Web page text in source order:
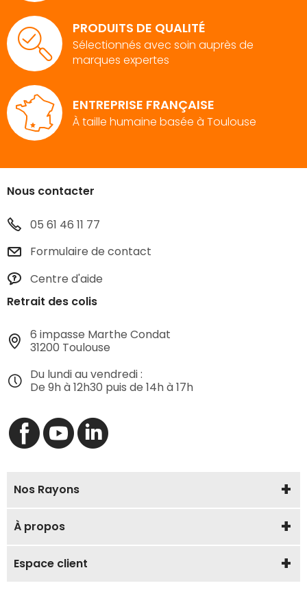
PRODUITS DE QUALITÉ
Sélectionnés avec soin auprès de
marques expertes
ENTREPRISE FRANÇAISE
À taille humaine basée à Toulouse
Nous contacter
05 61 46 11 77
Formulaire de contact
Centre d'aide
Retrait des colis
6 impasse Marthe Condat
31200 Toulouse
Du lundi au vendredi :
De 9h à 12h30 puis de 14h à 17h
Nos Rayons
À propos
Espace client